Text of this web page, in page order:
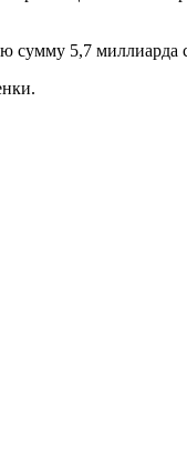
сумму 5,7 миллиарда